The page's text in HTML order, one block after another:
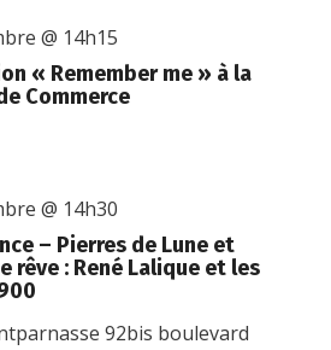
« Remember me » à la
Commerce
@ 14h15
– Pierres de Lune et
rêve : René Lalique et les
@ 14h30
92bis boulevard